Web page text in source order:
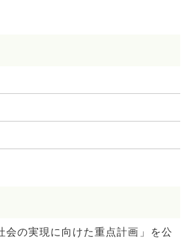
会の実現に向けた重点計画」を公